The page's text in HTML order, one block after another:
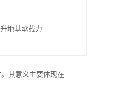
地基承载力
其意义主要体现在